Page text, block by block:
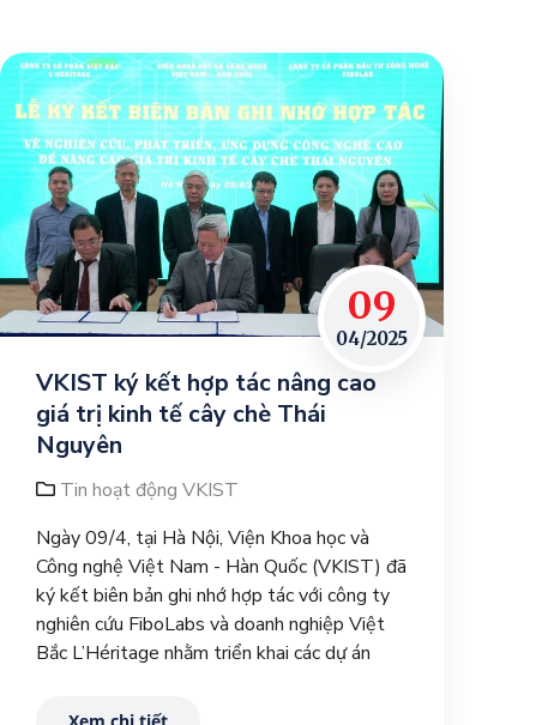
09
04/2025
VKIST ký kết hợp tác nâng cao
giá trị kinh tế cây chè Thái
Nguyên
Tin hoạt động VKIST
Ngày 09/4, tại Hà Nội, Viện Khoa học và
Công nghệ Việt Nam - Hàn Quốc (VKIST) đã
ký kết biên bản ghi nhớ hợp tác với công ty
nghiên cứu FiboLabs và doanh nghiệp Việt
Bắc L’Héritage nhằm triển khai các dự án
cao để nâng cao giá trị kinh tế cây chè Thái
Xem chi tiết